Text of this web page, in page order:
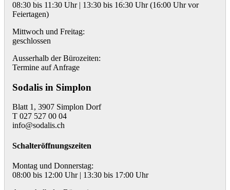
08:30 bis 11:30 Uhr | 13:30 bis 16:30 Uhr (16:00 Uhr vor
Feiertagen)
Mittwoch und Freitag:
geschlossen
Ausserhalb der Bürozeiten:
Termine auf Anfrage
Sodalis in Simplon
Blatt 1, 3907 Simplon Dorf
T 027 527 00 04
info@sodalis.ch
Schalteröffnungszeiten
Montag und Donnerstag:
08:00 bis 12:00 Uhr | 13:30 bis 17:00 Uhr